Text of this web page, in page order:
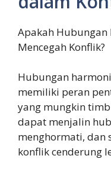
Apakah
Mencegah Konflik?
Hubungan
memiliki peran
yang mungkin
dapat menjalin
menghormati, dan
konflik cenderung